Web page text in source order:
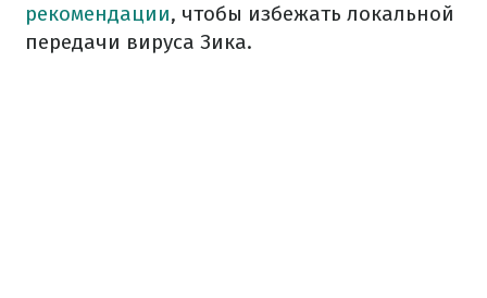
рекомендации, чтобы избежать локальной
передачи вируса Зика.